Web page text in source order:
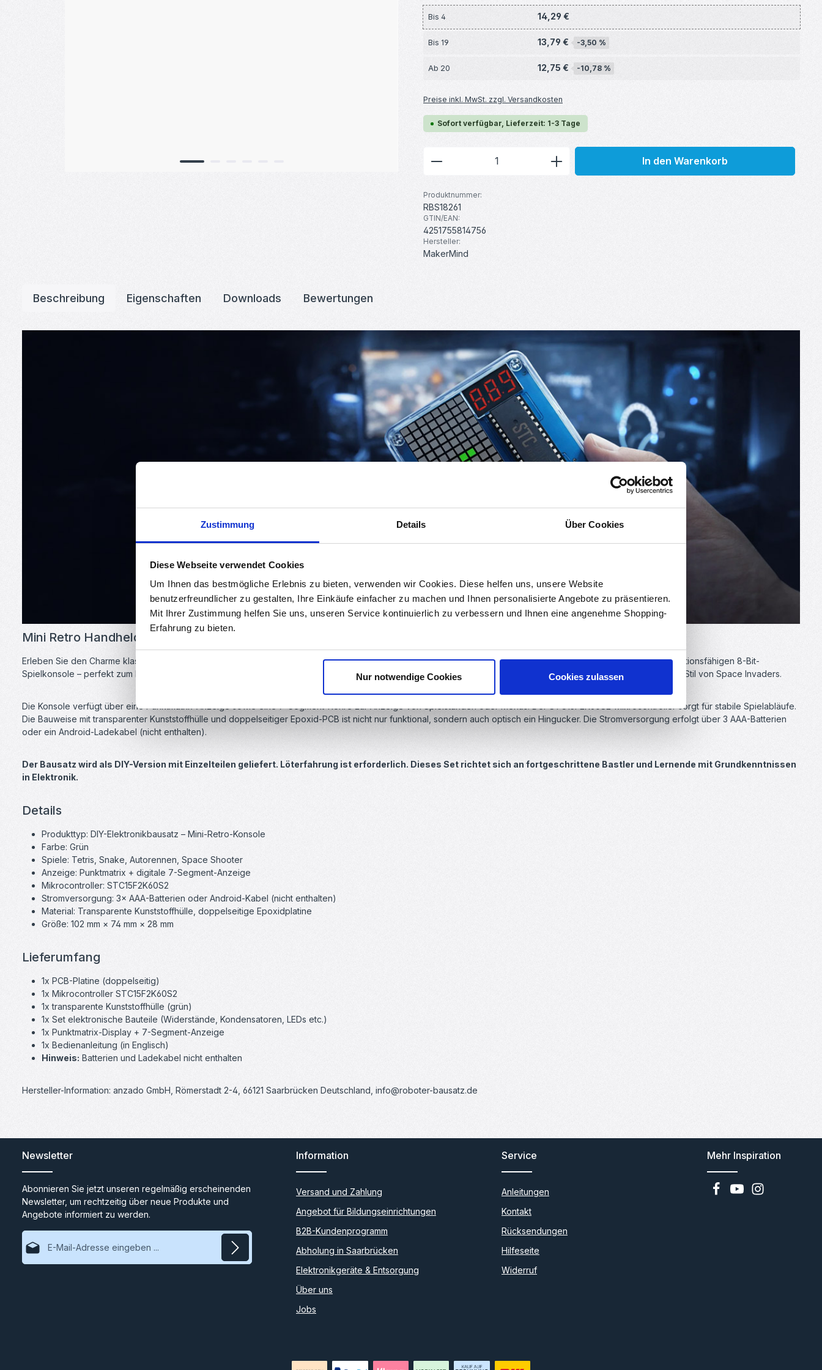
Zustimmung Details Über Cookies
Diese Webseite verwendet Cookies
Um Ihnen das bestmögliche Erlebnis zu bieten, verwenden wir Cookies. Diese helfen uns, unsere Website
benutzerfreundlicher zu gestalten, Ihre Einkäufe einfacher zu machen und Ihnen personalisierte Angebote zu präsentieren.
Mit Ihrer Zustimmung helfen Sie uns, unseren Service kontinuierlich zu verbessern und Ihnen eine angenehme Shopping-
Erfahrung zu bieten.
Nur notwendige Cookies Cookies zulassen
Bis 4 14,29 €
Bis 19 13,79 € -3,50 %
Ab 20 12,75 € -10,78 %
Preise inkl. MwSt. zzgl. Versandkosten
Sofort verfügbar, Lieferzeit: 1-3 Tage
Produkt Anzahl: Gib den gewünschten Wert ein oder
In den Warenkorb
Produktnummer:
RBS18261
GTIN/EAN:
4251755814756
Hersteller:
MakerMind
Beschreibung Eigenschaften Downloads Bewertungen
Mini Retro Handheld Konsole zum Löten
Erleben Sie den Charme klassischer Retro-Spiele mit dem DIY Mini Retro Konsolen-Bausatz in Grün. Dieses Elektronik-Kit ermöglicht Ihnen den Aufbau einer voll funktionsfähigen 8-Bit-
Spielkonsole – perfekt zum Löten lernen und Technik verstehen. Mit dabei sind die beliebten SpieleTetris,Snake Autorennspielund einSpace Shooter im Stil von Space Invaders.
Die Konsole verfügt über eine Punktmatrix-Anzeige sowie eine 7-Segment-Röhre zur Anzeige von Spielständen oder Menüs. Der STC15F2K60S2-Mikrocontroller sorgt für stabile Spielabläufe.
Die Bauweise mit transparenter Kunststoffhülle und doppelseitiger Epoxid-PCB ist nicht nur funktional, sondern auch optisch ein Hingucker. Die Stromversorgung erfolgt über 3 AAA-Batterien
oder ein Android-Ladekabel (nicht enthalten).
Der Bausatz wird als DIY-Version mit Einzelteilen geliefert. Löterfahrung ist erforderlich. Dieses Set richtet sich an fortgeschrittene Bastler und Lernende mit Grundkenntnissen
in Elektronik.
Details
Produkttyp: DIY-Elektronikbausatz – Mini-Retro-Konsole
Farbe: Grün
Spiele: Tetris, Snake, Autorennen, Space Shooter
Anzeige: Punktmatrix + digitale 7-Segment-Anzeige
Mikrocontroller: STC15F2K60S2
Stromversorgung: 3× AAA-Batterien oder Android-Kabel (nicht enthalten)
Material: Transparente Kunststoffhülle, doppelseitige Epoxidplatine
Größe: 102 mm × 74 mm × 28 mm
Lieferumfang
1x PCB-Platine (doppelseitig)
1x Mikrocontroller STC15F2K60S2
1x transparente Kunststoffhülle (grün)
1x Set elektronische Bauteile (Widerstände, Kondensatoren, LEDs etc.)
1x Punktmatrix-Display + 7-Segment-Anzeige
1x Bedienanleitung (in Englisch)
Hinweis: Batterien und Ladekabel nicht enthalten
Hersteller-Information: anzado GmbH, Römerstadt 2-4, 66121 Saarbrücken Deutschland, info@roboter-bausatz.de
Newsletter
Abonnieren Sie jetzt unseren regelmäßig erscheinenden
Newsletter, um rechtzeitig über neue Produkte und
Angebote informiert zu werden.
E-Mail-Adresse*
Information
Versand und Zahlung
Angebot für Bildungseinrichtungen
B2B-Kundenprogramm
Abholung in Saarbrücken
Elektronikgeräte & Entsorgung
Über uns
Jobs
Service
Anleitungen
Kontakt
Rücksendungen
Hilfeseite
Widerruf
Mehr Inspiration